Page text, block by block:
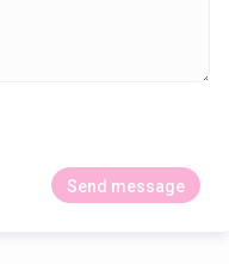
Send message